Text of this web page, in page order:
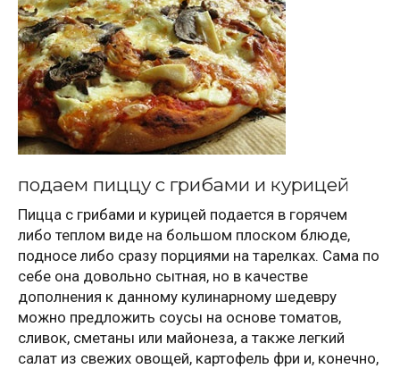
подаем пиццу с грибами и курицей
Пицца с грибами и курицей подается в горячем
либо теплом виде на большом плоском блюде,
подносе либо сразу порциями на тарелках. Сама по
себе она довольно сытная, но в качестве
дополнения к данному кулинарному шедевру
можно предложить соусы на основе томатов,
сливок, сметаны или майонеза, а также легкий
салат из свежих овощей, картофель фри и, конечно,